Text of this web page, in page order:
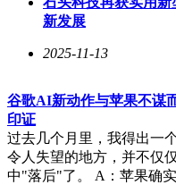
新发展
2025-11-13
谷歌AI新动作与苹果不谋
印证
过去几个月里，我得出一
令人失望的地方，并不仅
中"落后"了。 A：苹果确